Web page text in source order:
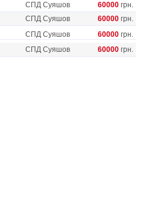
СПД Суяшов 60000 грн.
СПД Суяшов 60000 грн.
СПД Суяшов 60000 грн.
СПД Суяшов 60000 грн.